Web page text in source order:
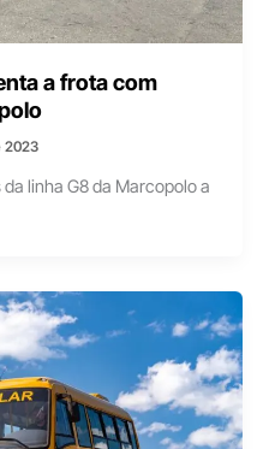
a frota com
2023
linha G8 da Marcopolo a